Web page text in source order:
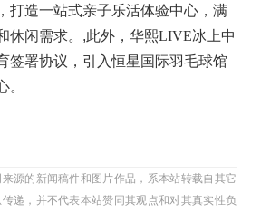
打造一站式亲子乐活体验中心，满
休闲需求。 ,此外，华熙LIVE冰上中
签署协议，引入恒星国际羽毛球馆
。
源的新闻稿件和图片作品，系本站转载自其它
递，并不代表本站赞同其观点和对其真实性负